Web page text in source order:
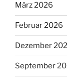
März 2026
Februar 2026
Dezember
September